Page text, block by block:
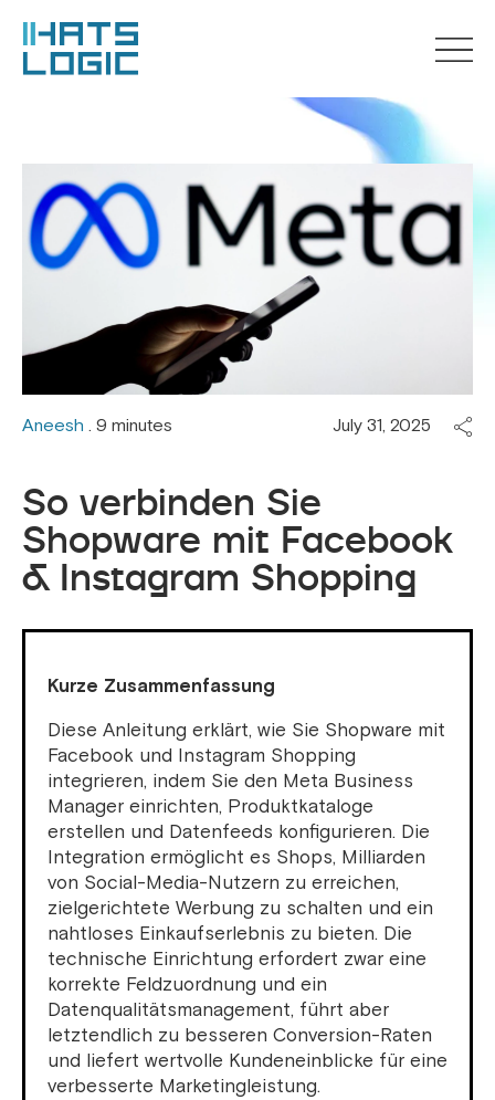
Aneesh . 9 minutes July 31, 2025
So verbinden Sie
Shopware mit Facebook
& Instagram Shopping
Kurze Zusammenfassung
Diese Anleitung erklärt, wie Sie Shopware mit
Facebook und Instagram Shopping
integrieren, indem Sie den Meta Business
Manager einrichten, Produktkataloge
erstellen und Datenfeeds konfigurieren. Die
Integration ermöglicht es Shops, Milliarden
von Social-Media-Nutzern zu erreichen,
zielgerichtete Werbung zu schalten und ein
nahtloses Einkaufserlebnis zu bieten. Die
technische Einrichtung erfordert zwar eine
korrekte Feldzuordnung und ein
Datenqualitätsmanagement, führt aber
letztendlich zu besseren Conversion-Raten
und liefert wertvolle Kundeneinblicke für eine
verbesserte Marketingleistung.